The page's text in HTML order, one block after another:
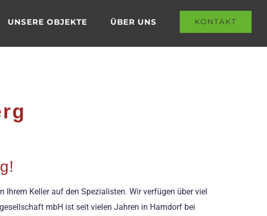
UNSERE OBJEKTE ÜBER UNS KONTAKT
Ihrem Keller auf den Spezialisten. Wir verfügen über viel
mbH ist seit vielen Jahren in Hamdorf bei